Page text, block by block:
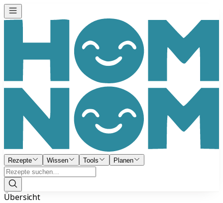
Rezepte Wissen Tools Planen
Übersicht